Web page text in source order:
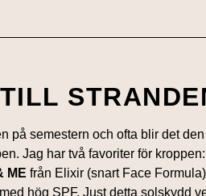
semestern och ofta blir det
Jag har två favoriter för
ME från Elixir (snart Face
hög SPF. Just detta solskydd